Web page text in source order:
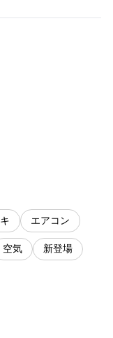
エアコン
空気 新登場